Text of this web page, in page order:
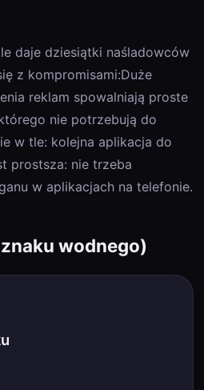
daje dziesiątki naśladowców
z kompromisami:Duże
reklam spowalniają proste
nie potrzebują do
w tle: kolejna aplikacja do
prostsza: nie trzeba
w aplikacjach na telefonie.
wodnego)